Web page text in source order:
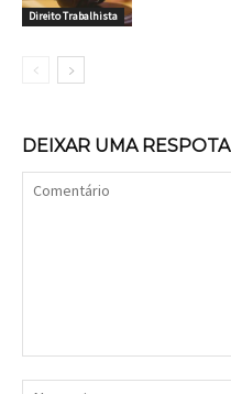
Direito Trabalhista
DEIXAR UMA RESPOTA